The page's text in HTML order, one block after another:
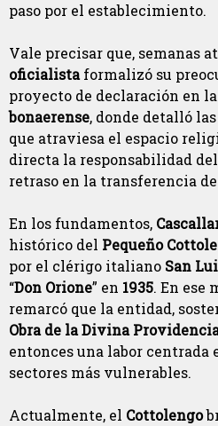
paso por el establecimiento.
Vale precisar que, semanas
oficialistaformalizó su
proyecto de declaración en la
bonaerense, donde detalló
que atraviesa el espacio
directa la responsabilidad del
retraso en la transferencia
En los fundamentos,
histórico del Pequeño
por el clérigo italiano San
“Don Orione” en 1935. En ese
remarcó que la entidad,
Obra de la Divina
entonces una labor centrada
sectores más vulnerables.
Actualmente, el Cottolengo